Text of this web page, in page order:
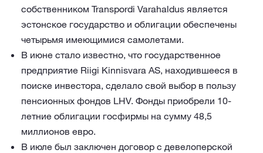
собственником Transpordi Varahaldus является
эстонское государство и облигации обеспечены
четырьмя имеющимися самолетами.
В июне стало известно, что государственное
предприятие Riigi Kinnisvara AS, находившееся в
поиске инвестора, сделало свой выбор в пользу
пенсионных фондов LHV. Фонды приобрели 10-
летние облигации госфирмы на сумму 48,5
миллионов евро.
В июле был заключен договор с девелоперской